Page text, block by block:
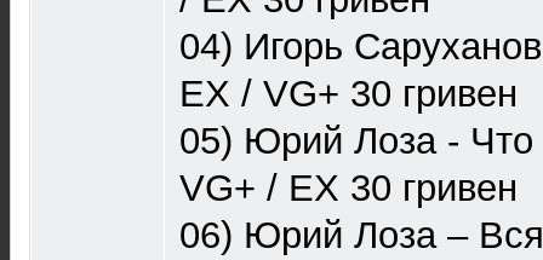
04) Игорь
EX / VG+ 30 гривен
05) Юрий Лоза - Что
VG+ / EX 30 гривен
06) Юрий Лоза –